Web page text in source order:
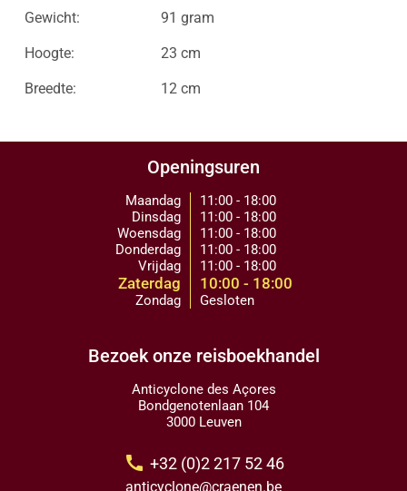
Gewicht: 91 gram
Hoogte: 23 cm
Breedte: 12 cm
Openingsuren
Maandag
Dinsdag
Woensdag
Donderdag
Vrijdag
Zaterdag
Zondag
11:00 - 18:00
11:00 - 18:00
11:00 - 18:00
11:00 - 18:00
11:00 - 18:00
10:00 - 18:00
Gesloten
Bezoek onze reisboekhandel
Anticyclone des Açores
Bondgenotenlaan 104
3000 Leuven
call +32 (0)2 217 52 46
anticyclone@craenen.be